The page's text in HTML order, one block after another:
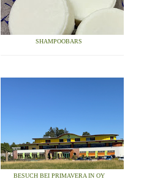
SHAMPOOBARS
BESUCH BEI PRIMAVERA IN OY